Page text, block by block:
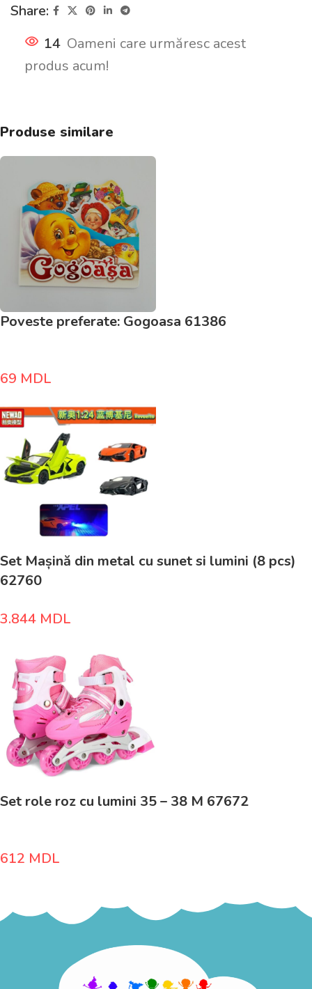
Share:
14 Oameni care urmăresc acest
produs acum!
Produse similare
Poveste preferate: Gogoasa 61386
69 MDL
Set Mașină din metal cu sunet si lumini (8 pcs)
62760
3.844 MDL
Set role roz cu lumini 35 – 38 M 67672
612 MDL